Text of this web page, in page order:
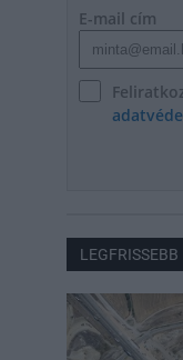
E-mail cím
LEGFRISSEBB